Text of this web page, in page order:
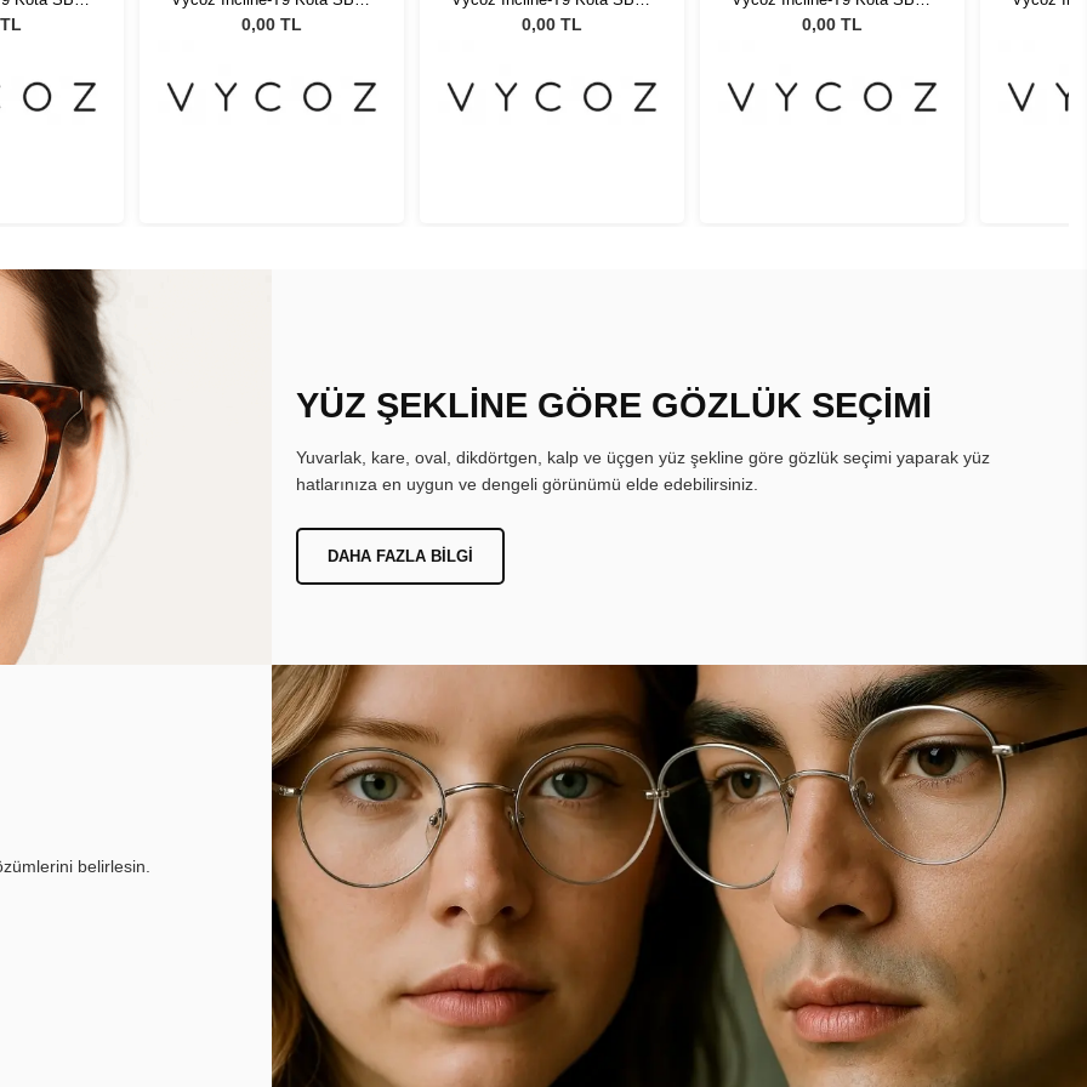
48-23 51643
0,00 TL
48-23 51643
0,00 TL
48-23 51643
0,00 TL
YÜZ ŞEKLİNE GÖRE GÖZLÜK SEÇİMİ
Yuvarlak, kare, oval, dikdörtgen, kalp ve üçgen yüz şekline göre gözlük seçimi yaparak yüz
hatlarınıza en uygun ve dengeli görünümü elde edebilirsiniz.
DAHA FAZLA BILGI
belirlesin.